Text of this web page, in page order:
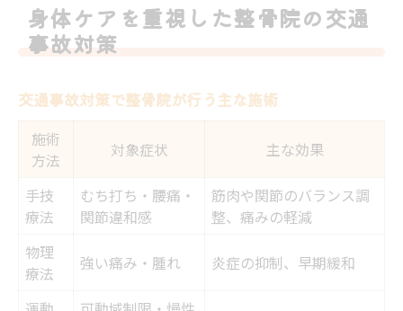
身体ケアを重視した整骨院の交通
事故対策
交通事故対策で整骨院が行う主な施術
施術
方法
対象症状 主な効果
手技
療法
むち打ち・腰痛・
関節違和感
筋肉や関節のバランス調
整、痛みの軽減
物理
療法
強い痛み・腫れ 炎症の抑制、早期緩和